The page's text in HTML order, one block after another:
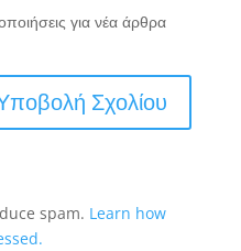
για νέα άρθρα
spam. Learn how